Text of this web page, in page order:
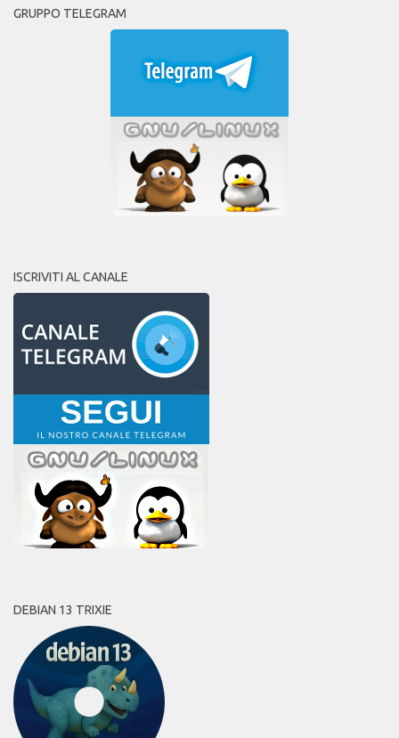
GRUPPO TELEGRAM
ISCRIVITI AL CANALE
DEBIAN 13 TRIXIE